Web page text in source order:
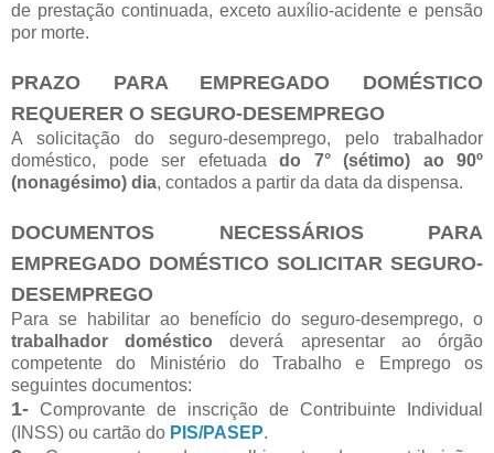
de prestação continuada, exceto auxílio-acidente e pensão
por morte.
PRAZO PARA EMPREGADO DOMÉSTICO
REQUERER O SEGURO-DESEMPREGO
A solicitação do seguro-desemprego, pelo trabalhador
doméstico, pode ser efetuada do 7° (sétimo) ao 90º
(nonagésimo) dia, contados a partir da data da dispensa.
DOCUMENTOS NECESSÁRIOS PARA
EMPREGADO DOMÉSTICO SOLICITAR SEGURO-
DESEMPREGO
Para se habilitar ao benefício do seguro-desemprego, o
trabalhador doméstico deverá apresentar ao órgão
competente do Ministério do Trabalho e Emprego os
seguintes documentos:
1- Comprovante de inscrição de Contribuinte Individual
(INSS) ou cartão do PIS/PASEP.